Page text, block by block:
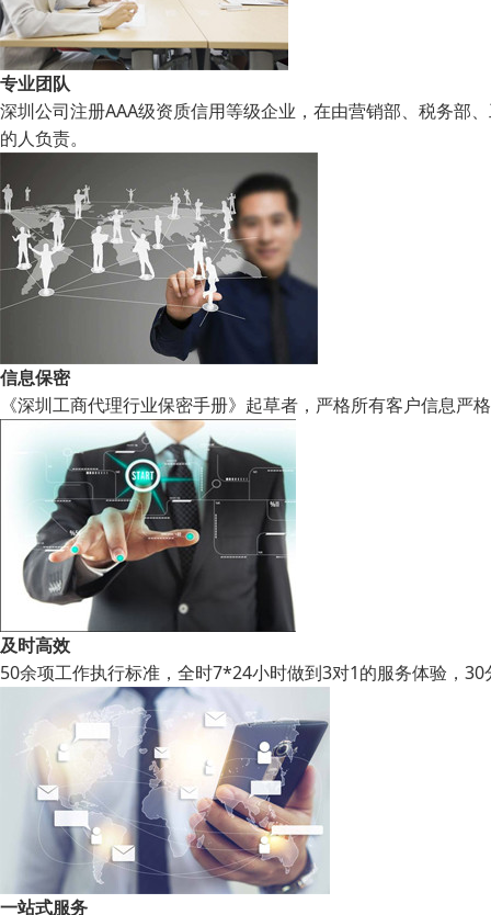
专业团队
深圳公司注册AAA级资质信用等级企业，在由营销部、税务部
的人负责。
信息保密
《深圳工商代理行业保密手册》起草者，严格所有客户信息严
及时高效
50余项工作执行标准，全时7*24小时做到3对1的服务体验，
一站式服务